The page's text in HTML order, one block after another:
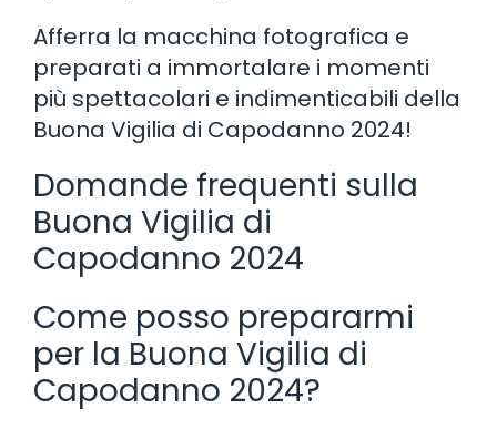
Afferra la macchina fotografica e
preparati a immortalare i momenti
più spettacolari e indimenticabili della
Buona Vigilia di Capodanno 2024!
Domande frequenti sulla
Buona Vigilia di
Capodanno 2024
Come posso prepararmi
per la Buona Vigilia di
Capodanno 2024?